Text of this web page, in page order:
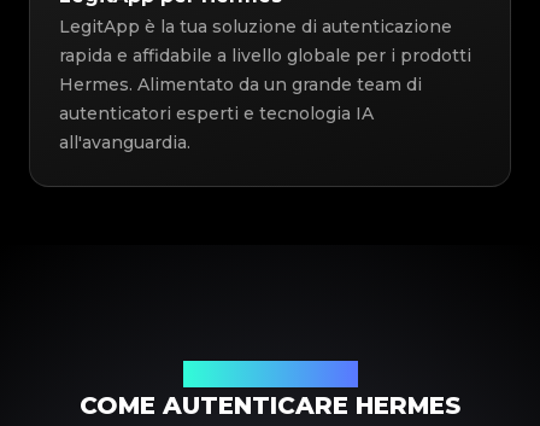
LegitApp è la tua soluzione di autenticazione
rapida e affidabile a livello globale per i prodotti
Hermes. Alimentato da un grande team di
autenticatori esperti e tecnologia IA
all'avanguardia.
COME AUTENTICARE HERMES